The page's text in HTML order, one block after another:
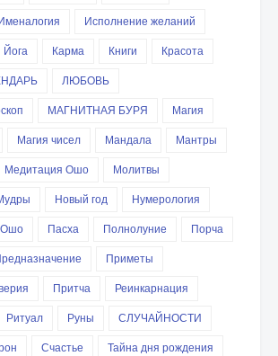
Исполнение желаний
Йога Карма Книги
Красота
ЛЮБОВЬ
МАГНИТНАЯ БУРЯ
Магия
Магия чисел Мандала
Мантры
Медитация Ошо
Молитвы
Новый год
Нумерология
Ошо Пасха Полнолуние
Порча
Приметы
Притча
Реинкарнация
Ритуал Руны
СЛУЧАЙНОСТИ
Счастье
Тайна дня рождения